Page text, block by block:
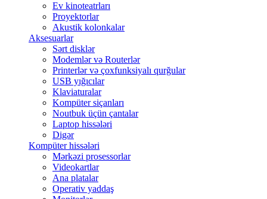
Ev kinoteatrları
Proyektorlar
Akustik kolonkalar
Aksesuarlar
Sərt disklər
Modemlər və Routerlər
Printerlər və çoxfunksiyalı qurğular
USB yığıcılar
Klaviaturalar
Kompüter siçanları
Noutbuk üçün çantalar
Laptop hissələri
Digər
Kompüter hissələri
Mərkəzi prosessorlar
Videokartlar
Ana platalar
Operativ yaddaş